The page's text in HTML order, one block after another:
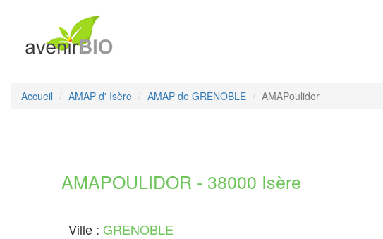
Accueil AMAP d' Isère AMAP de GRENOBLE AMAPoulidor
AMAPOULIDOR - 38000 Isère
Ville : GRENOBLE